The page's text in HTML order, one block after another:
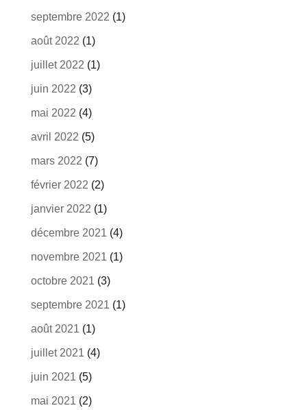
septembre 2022 (1)
août 2022 (1)
juillet 2022 (1)
juin 2022 (3)
mai 2022 (4)
avril 2022 (5)
mars 2022 (7)
février 2022 (2)
janvier 2022 (1)
décembre 2021 (4)
novembre 2021 (1)
octobre 2021 (3)
septembre 2021 (1)
août 2021 (1)
juillet 2021 (4)
juin 2021 (5)
mai 2021 (2)